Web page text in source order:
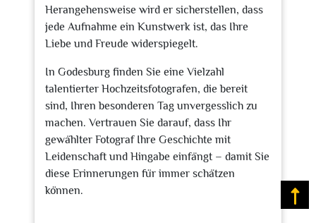
Herangehensweise wird er sicherstellen, dass
jede Aufnahme ein Kunstwerk ist, das Ihre
Liebe und Freude widerspiegelt.
In Godesburg finden Sie eine Vielzahl
talentierter Hochzeitsfotografen, die bereit
sind, Ihren besonderen Tag unvergesslich zu
machen. Vertrauen Sie darauf, dass Ihr
gewählter Fotograf Ihre Geschichte mit
Leidenschaft und Hingabe einfängt – damit Sie
diese Erinnerungen für immer schätzen
können.